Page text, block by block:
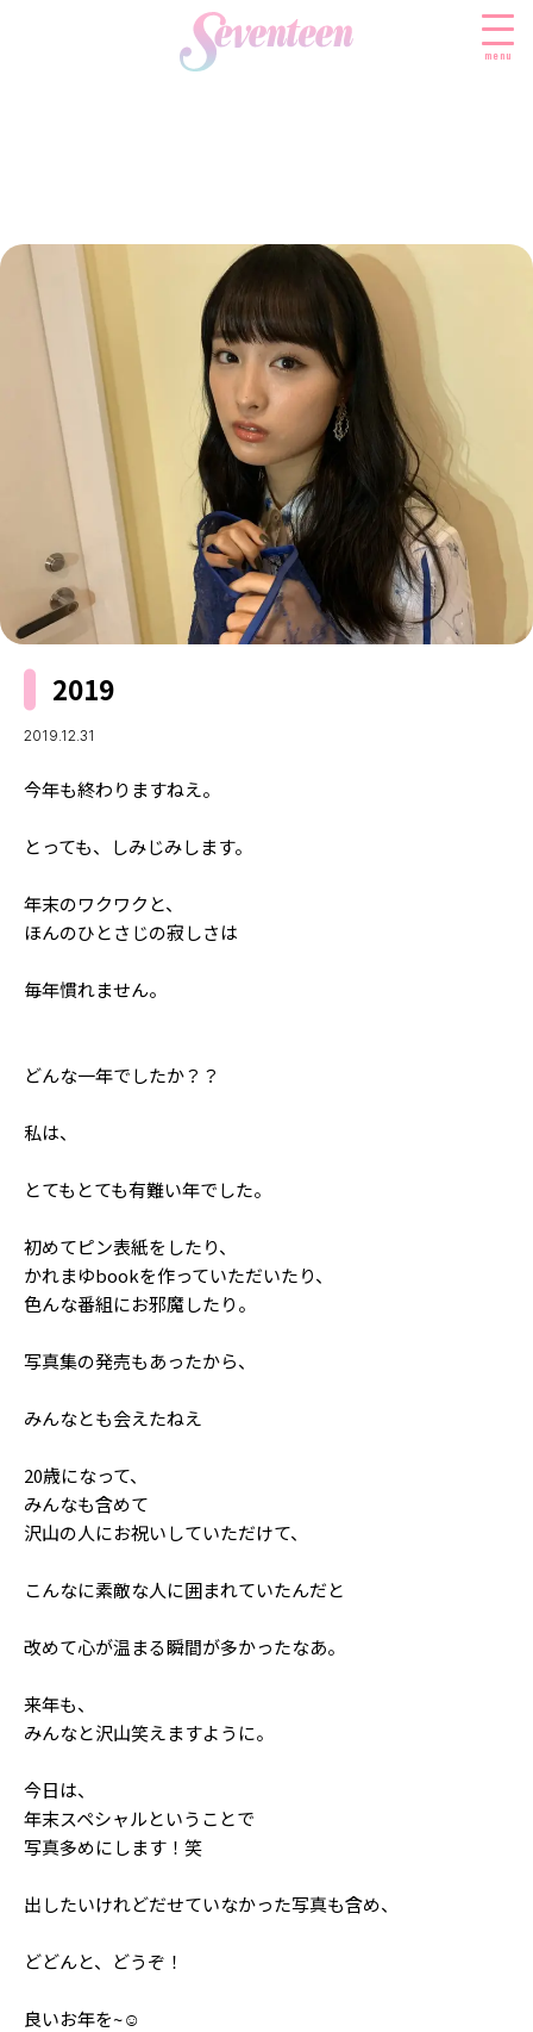
menu
FASHION
ファッションニュース
モデル私服
着回し
着痩せ
BEAUTY
ビューティニュース
トレンドメイク
ベストコスメ
ヘアアレンジ・ヘアケア
スキンケア
ボディケア
SCHOOL
スクールニュース
制服コーデ
学校ヘアメイク
勉強・受験・進路
ENTERTAINMENT
エンタメニュース
なにわ男子
K-POP
LIFESTYLE
ライフスタイルニュース
JKランキング・アワード
モデルの購入品
おでかけ
お悩み相談
JK TREND
JKトレンドニュース
MODELS
MODEL'S BLOG
TikTok
Instagram
YouTube
FORTUNE
MISS SEVENTEEN
MAGAZINE
バックナンバー
INFORMATION
Seventeen
Follow us
ST member
新規会員登録・ログイン
2019
2019.12.31
今年も終わりますねえ。
とっても、しみじみします。
年末のワクワクと、
ほんのひとさじの寂しさは
毎年慣れません。
どんな一年でしたか？？
私は、
とてもとても有難い年でした。
初めてピン表紙をしたり、
かれまゆbookを作っていただいたり、
色んな番組にお邪魔したり。
写真集の発売もあったから、
みんなとも会えたねえ
20歳になって、
みんなも含めて
沢山の人にお祝いしていただけて、
こんなに素敵な人に囲まれていたんだと
改めて心が温まる瞬間が多かったなあ。
来年も、
みんなと沢山笑えますように。
今日は、
年末スペシャルということで
写真多めにします！笑
出したいけれどだせていなかった写真も含め、
どどんと、どうぞ！
良いお年を~☺︎